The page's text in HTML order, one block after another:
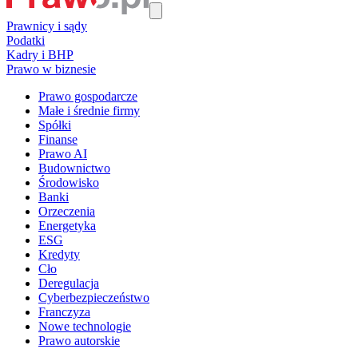
Prawnicy i sądy
Podatki
Kadry i BHP
Prawo w biznesie
Prawo gospodarcze
Małe i średnie firmy
Spółki
Finanse
Prawo AI
Budownictwo
Środowisko
Banki
Orzeczenia
Energetyka
ESG
Kredyty
Cło
Deregulacja
Cyberbezpieczeństwo
Franczyza
Nowe technologie
Prawo autorskie